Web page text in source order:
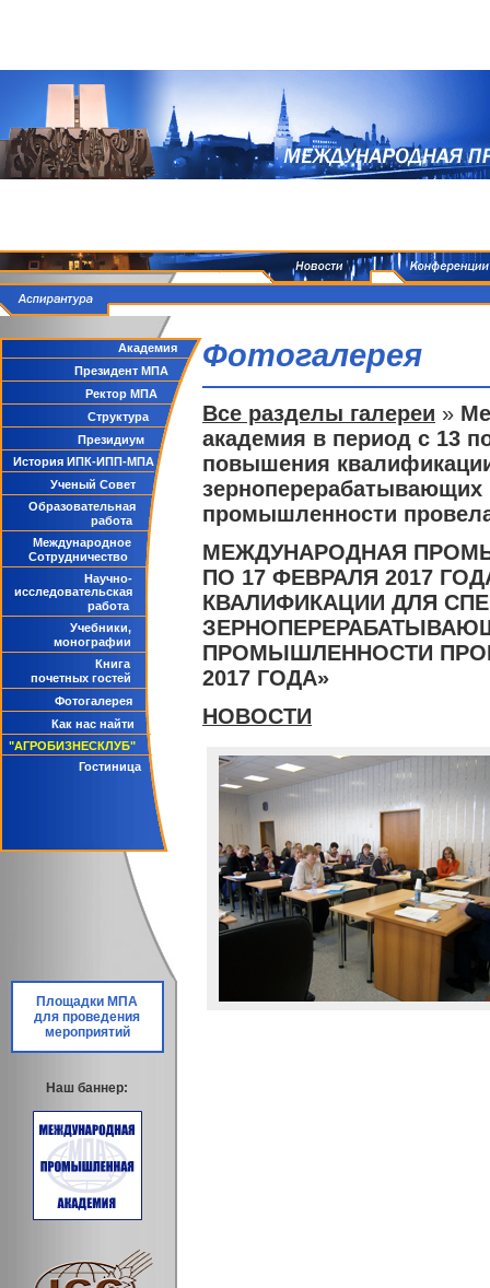
Академия
Президент МПА
Ректор МПА
Структура
Президиум
История ИПК-ИПП-МПА
Ученый Совет
Образовательная
работа
Международное
Сотрудничество
Научно-
исследовательская
работа
Учебники,
монографии
Книга
почетных гостей
Фотогалерея
Как нас найти
"АГРОБИЗНЕСКЛУБ"
Гостиница
Площадки МПА
для проведения
мероприятий
Наш баннер:
Фотогалерея
Все разделы галереи »
академия в период с 13
повышения
промышленности
МЕЖДУНАРОДНАЯ
ПО 17 ФЕВРАЛЯ 2017
КВАЛИФИКАЦИИ ДЛЯ
ПРОМЫШЛЕННОСТИ
2017 ГОДА»
НОВОСТИ